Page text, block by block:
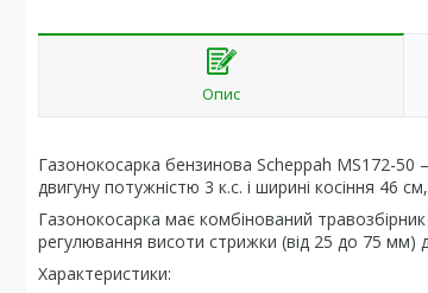
Опис
Газонокосарка бензинова Scheppah MS172-50
двигуну потужністю 3 к.с. і ширині косіння 46
Газонокосарка має комбінований
регулювання висоти стрижки (від 25 до 75 мм)
Характеристики: